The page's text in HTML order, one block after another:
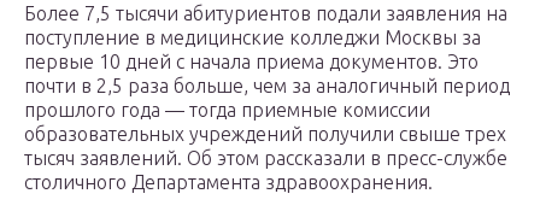
Более 7,5 тысячи абитуриентов подали заявления на
поступление в медицинские колледжи Москвы за
первые 10 дней с начала приема документов. Это
почти в 2,5 раза больше, чем за аналогичный период
прошлого года — тогда приемные комиссии
образовательных учреждений получили свыше трех
тысяч заявлений. Об этом рассказали в пресс-службе
столичного Департамента здравоохранения.